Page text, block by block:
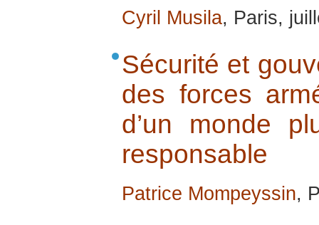
Cyril Musila, Paris,
Sécurité et
des forces
d’un monde
responsable
Patrice Mompeyssin,